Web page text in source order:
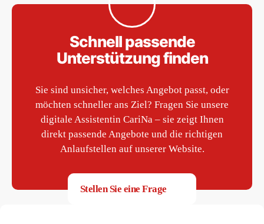
Schnell passende
Unterstützung finden
Sie sind unsicher, welches Angebot passt, oder
möchten schneller ans Ziel? Fragen Sie unsere
digitale Assistentin CariNa – sie zeigt Ihnen
direkt passende Angebote und die richtigen
Anlaufstellen auf unserer Website.
Stellen Sie eine Frage